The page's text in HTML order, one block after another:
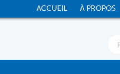
ACCUEIL À PROPOS